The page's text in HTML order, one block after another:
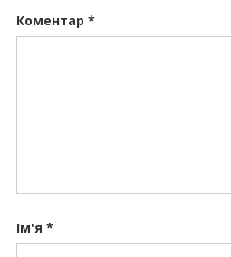
Коментар *
Ім'я *